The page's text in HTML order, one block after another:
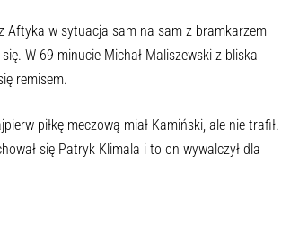
Aftyka w sytuacja sam na sam z bramkarzem
W 69 minucie Michał Maliszewski z bliska
remisem.
piłkę meczową miał Kamiński, ale nie trafił.
się Patryk Klimala i to on wywalczył dla